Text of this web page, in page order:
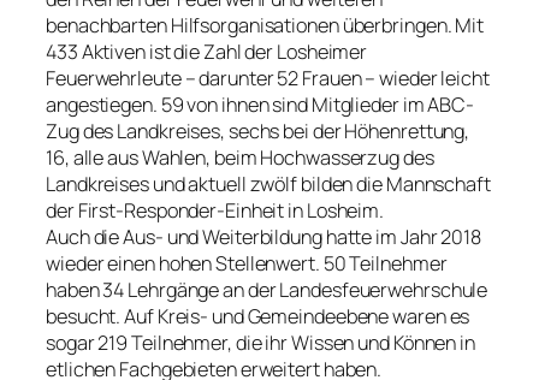
benachbarten Hilfsorganisationen überbringen. Mit
433 Aktiven ist die Zahl der Losheimer
Feuerwehrleute – darunter 52 Frauen – wieder leicht
angestiegen. 59 von ihnen sind Mitglieder im ABC-
Zug des Landkreises, sechs bei der Höhenrettung,
16, alle aus Wahlen, beim Hochwasserzug des
Landkreises und aktuell zwölf bilden die Mannschaft
der First-Responder-Einheit in Losheim.
Auch die Aus- und Weiterbildung hatte im Jahr 2018
wieder einen hohen Stellenwert. 50 Teilnehmer
haben 34 Lehrgänge an der Landesfeuerwehrschule
besucht. Auf Kreis- und Gemeindeebene waren es
sogar 219 Teilnehmer, die ihr Wissen und Können in
etlichen Fachgebieten erweitert haben.